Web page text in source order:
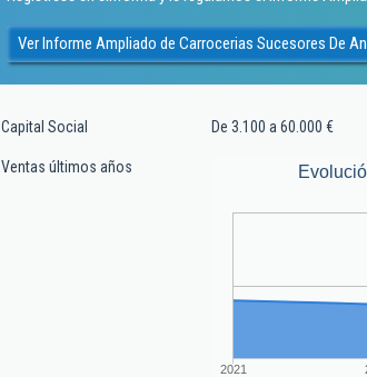
Ver Informe Ampliado de Carrocerias Sucesores De
Capital Social De 3.100 a 60.000 €
Ventas últimos años
2021